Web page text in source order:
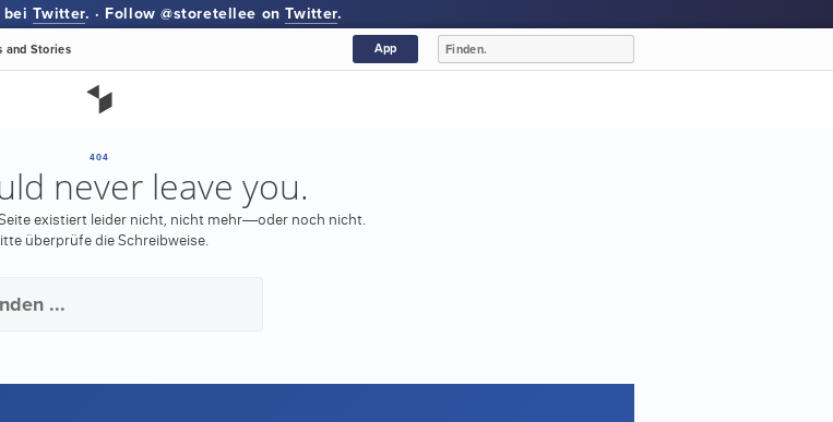
beiTwitter. · Follow @storetellee onTwitter.
and Stories App
404
never leave you.
existiert leider nicht, nicht mehr—oder noch nicht.
überprüfe die Schreibweise.